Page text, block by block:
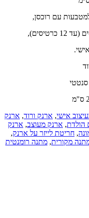
עם רוכסן,
סנטטי
אישי, ארנק ורוד, ארנק
הולדת, ארנק מעוצב, ארנק
, חריטת לייזר על ארנק,
מקורית, מתנה רומנטית